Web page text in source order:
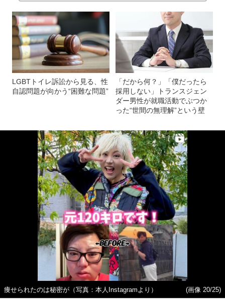
LGBTトイレ訴訟から見る、性
自認問題が向かう“困難な問題”
「だから何？」「僕だったら
採用しない」トランスジェン
ダー男性が就職活動でぶつか
った“世間の無理解”という壁
痩せられたのは秘密が（写真：本人Instagramより）
(画像 20/25)